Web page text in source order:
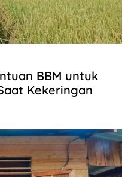
BBM untuk
Kekeringan